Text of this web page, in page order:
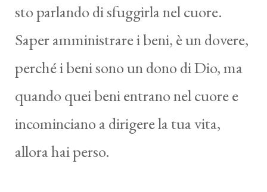
sto parlando di sfuggirla nel cuore.
Saper amministrare i beni, è un dovere,
perché i beni sono un dono di Dio, ma
quando quei beni entrano nel cuore e
incominciano a dirigere la tua vita,
allora hai perso.